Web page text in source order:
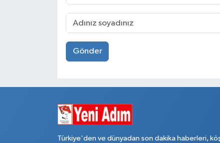
Gönder
Türkiye'den ve dünyadan son dakika haberleri,